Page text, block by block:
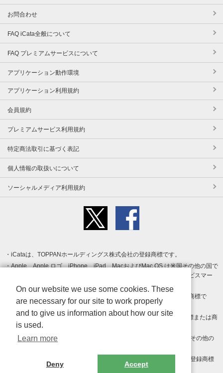
お問合わせ
FAQ iCata全般について
FAQ プレミアムサービスについて
アプリケーション動作環境
アプリケーション利用規約
会員規約
プレミアムサービス利用規約
特定商法取引に基づく表記
個人情報の取扱いについて
ソーシャルメディア利用規約
iCataは、TOPPANホールディングス株式会社の登録商標です。
Apple、Apple ロゴ、iPhone、iPad、MacおよびMac OS は米国その他の国で
登録された Apple Inc. の商標です。App Store は Apple Inc. のサービスマー
クです。
Android、Google Play および Google Play ロゴ は Google LLC の商標で
す。
Windows は Microsoft Inc.の米国およびその他の国における登録商標または商
標です。
Adobe、Adobe Reader、Adobe PDF は、Adobe Inc.の米国およびその他の
その他、記載されている会社名、商品名、ロゴは各社の商標または登録商標
On our website we use some cookies. These
are necessary for our site to work properly
and to give us information about how our site
is used.
Learn more
Deny Accept